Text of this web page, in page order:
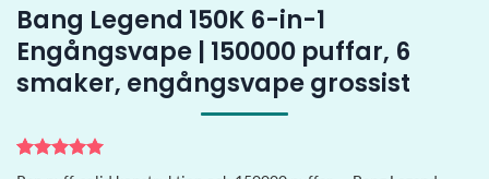
Bang Legend 150K 6-in-1
Engångsvape | 150000 puffar, 6
smaker, engångsvape grossist
Betygsatt
5
4